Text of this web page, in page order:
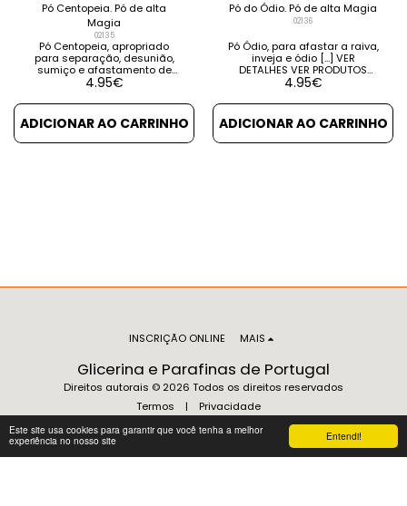
Entendi!
Este site usa cookies para garantir que você tenha a melhor
experiência no nosso site
Pó Centopeia. Pó de alta
Magia
02135
Pó Centopeia, apropriado
para separação, desunião,
sumiço e afastamento de
pessoas ou situações
DETALHES VER PRODUTOS
RELACIONADOS
4.95€
ADICIONAR AO CARRINHO
Pó do Ódio. Pó de alta Magia
02136
Pó Ódio, para afastar a raiva,
inveja e ódio [...] VER
DETALHES VER PRODUTOS
RELACIONADOS
4.95€
ADICIONAR AO CARRINHO
Glicerina e Parafinas de Portugal
Direitos autorais © 2026 Todos os direitos reservados
Termos | Privacidade
INSCRIÇÃO ONLINE MAIS
ASSINAR